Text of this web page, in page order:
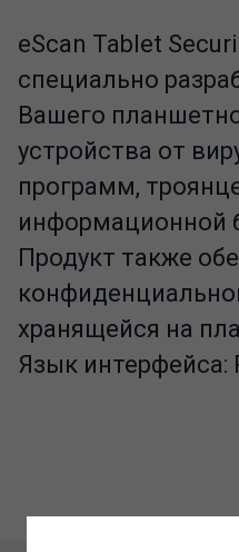
eScan Tablet
специально
Вашего
устройства от
программ,
информационной
Продукт также
хранящейся на
Язык интерфейса: